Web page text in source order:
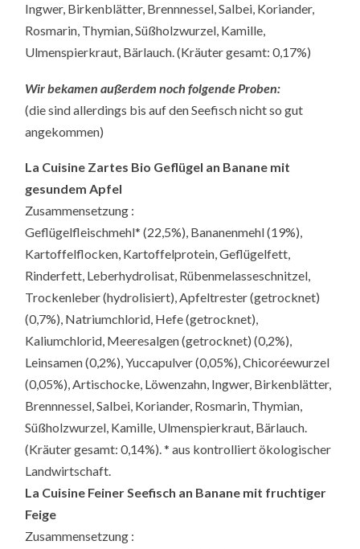
Ingwer, Birkenblätter, Brennnessel, Salbei, Koriander,
Rosmarin, Thymian, Süßholzwurzel, Kamille,
Ulmenspierkraut, Bärlauch. (Kräuter gesamt: 0,17%)
Wir bekamen außerdem noch folgende Proben:
(die sind allerdings bis auf den Seefisch nicht so gut
angekommen)
La Cuisine Zartes Bio Geflügel an Banane mit
gesundem Apfel
Zusammensetzung :
Geflügelfleischmehl* (22,5%), Bananenmehl (19%),
Kartoffelflocken, Kartoffelprotein, Geflügelfett,
Rinderfett, Leberhydrolisat, Rübenmelasseschnitzel,
Trockenleber (hydrolisiert), Apfeltrester (getrocknet)
(0,7%), Natriumchlorid, Hefe (getrocknet),
Kaliumchlorid, Meeresalgen (getrocknet) (0,2%),
Leinsamen (0,2%), Yuccapulver (0,05%), Chicoréewurzel
(0,05%), Artischocke, Löwenzahn, Ingwer, Birkenblätter,
Brennnessel, Salbei, Koriander, Rosmarin, Thymian,
Süßholzwurzel, Kamille, Ulmenspierkraut, Bärlauch.
(Kräuter gesamt: 0,14%). * aus kontrolliert ökologischer
Landwirtschaft.
La Cuisine Feiner Seefisch an Banane mit fruchtiger
Feige
Zusammensetzung :